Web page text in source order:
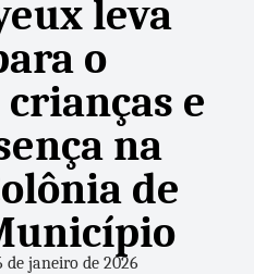
leva
o
e
na
de
de janeiro de 2026